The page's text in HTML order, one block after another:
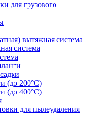
для грузового
вытяжная система
система
(до 200°C)
(до 400°C)
для пылеудаления